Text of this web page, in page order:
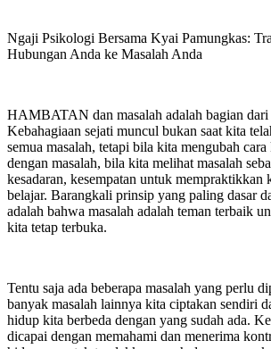
Ngaji Psikologi Bersama Kyai Pamungkas:
Hubungan Anda ke Masalah Anda
HAMBATAN dan masalah adalah bagian
Kebahagiaan sejati muncul bukan saat kita
semua masalah, tetapi bila kita mengubah
dengan masalah, bila kita melihat masalah
kesadaran, kesempatan untuk mempraktikkan
belajar. Barangkali prinsip yang paling dasar
adalah bahwa masalah adalah teman terbaik
kita tetap terbuka.
Tentu saja ada beberapa masalah yang perlu
banyak masalah lainnya kita ciptakan sendiri
hidup kita berbeda dengan yang sudah ada.
dicapai dengan memahami dan menerima